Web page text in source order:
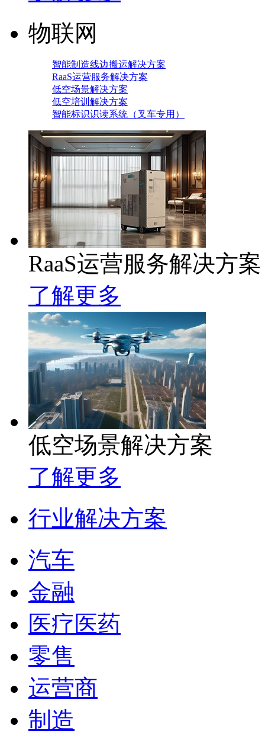
物联网
智能制造线边搬运解决方案
RaaS运营服务解决方案
低空场景解决方案
低空培训解决方案
智能标识识读系统（叉车专用）
RaaS运营服务解决方案
了解更多
低空场景解决方案
了解更多
行业解决方案
汽车
金融
医疗医药
零售
运营商
制造